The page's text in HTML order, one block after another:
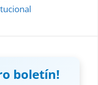
boletín!